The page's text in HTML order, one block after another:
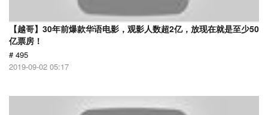
【越哥】30年前爆款华语电影，观影人数超2亿，放现在就是至少50
亿票房！
# 495
2019-09-02 05:17